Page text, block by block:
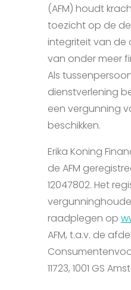
(AFM) houdt
toezicht op de
integriteit van de
van onder meer
Als
dienstverlening
een vergunning
beschikken.
Erika Koning
de AFM
12047802. Het
raadplegen op
AFM, t.a.v. de
11723, 1001 GS